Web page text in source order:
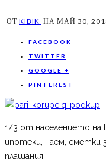
ОТ KIBIK НА МАЙ 30,
FACEBOOK
TWITTER
GOOGLE +
PINTEREST
1/3 от населението на
ипотеки, наем, сметки
плащания.